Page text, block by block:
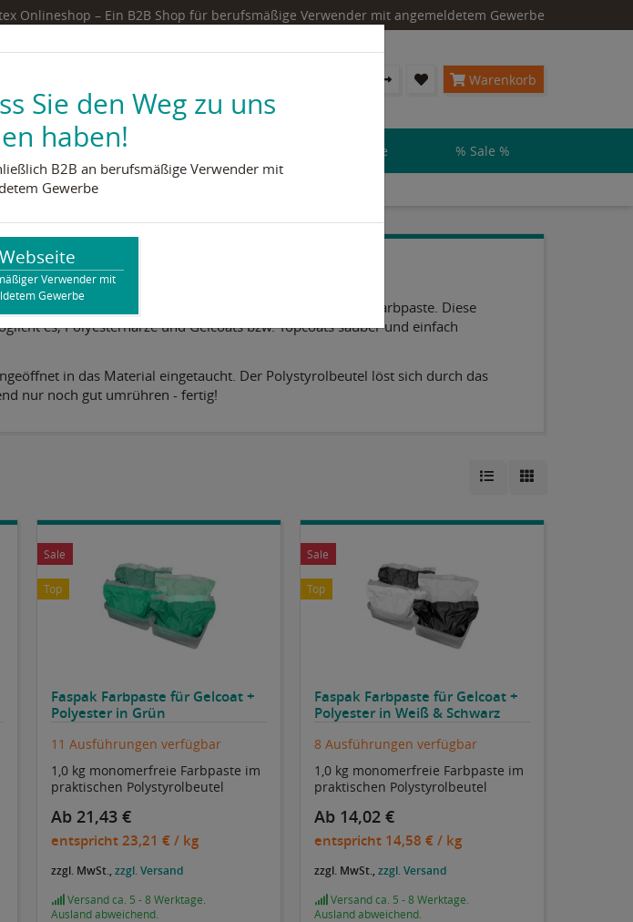
Onlineshop – Ein B2B Shop für berufsmäßige Verwender mit angemeldetem Gewerbe
Warenkorb
& Zubehör Harzsysteme & Flüssigkunststoffe % Sale %
mit einem Inhalt von 1,0 kg monomerfreier Farbpaste. Diese
es, Polyesterharze und Gelcoats bzw. Topcoats sauber und einfach
in das Material eingetaucht. Der Polystyrolbeutel löst sich durch das
nur noch gut umrühren - fertig!
Sale
Top
Faspak Farbpaste für Gelcoat +
Polyester in Grün
11 Ausführungen verfügbar
1,0 kg monomerfreie Farbpaste im
praktischen Polystyrolbeutel
Ab 21,43 €
entspricht23,21 € / kg
zzgl. MwSt.,zzgl. Versand
Versand ca. 5 - 8 Werktage.
Ausland abweichend.
Sale
Top
Faspak Farbpaste für Gelcoat +
Polyester in Weiß & Schwarz
8 Ausführungen verfügbar
1,0 kg monomerfreie Farbpaste im
praktischen Polystyrolbeutel
Ab 14,02 €
entspricht 14,58 € / kg
zzgl. MwSt.,zzgl. Versand
Versand ca. 5 - 8 Werktage.
Ausland abweichend.
Sie den Weg zu uns
haben!
B2B an berufsmäßige Verwender mit
Gewerbe
Verwender mit
Gewerbe